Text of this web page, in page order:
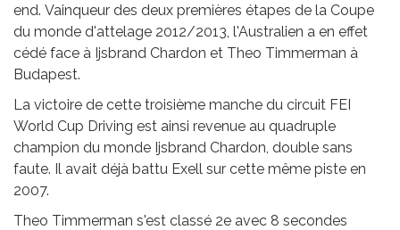
end. Vainqueur des deux premières étapes de la Coupe
du monde d'attelage 2012/2013, l'Australien a en effet
cédé face à Ijsbrand Chardon et Theo Timmerman à
Budapest.
La victoire de cette troisième manche du circuit FEI
World Cup Driving est ainsi revenue au quadruple
champion du monde Ijsbrand Chardon, double sans
faute. Il avait déjà battu Exell sur cette même piste en
2007.
Theo Timmerman s'est classé 2e avec 8 secondes